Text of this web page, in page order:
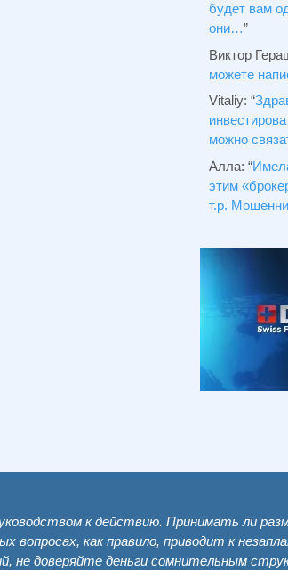
будет вам
они…”
Виктор
можете
Vitaliy: “
можно
Алла: “
этим
т.р.
к действию. Принимать ли
как правило, приводит к
не доверяйте деньги сомнительным